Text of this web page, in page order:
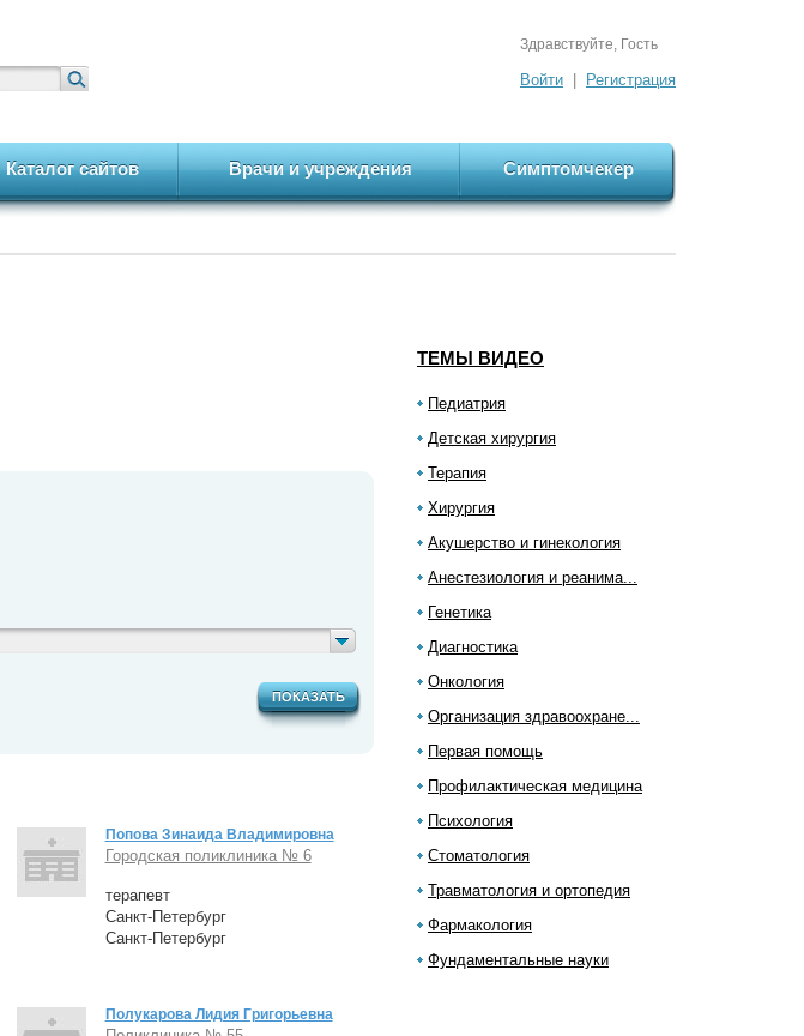
Здравствуйте, Гость
Войти Регистрация
Каталог сайтов Врачи и учреждения Симптомчекер
ТЕМЫ ВИДЕО
Педиатрия
Детская хирургия
Терапия
Хирургия
Акушерство и гинекология
Анестезиология и реанима...
Генетика
Диагностика
Онкология
Организация здравоохране...
Первая помощь
Профилактическая медицина
Психология
Стоматология
Травматология и ортопедия
Фармакология
Фундаментальные науки
ПОКАЗАТЬ
Попова Зинаида Владимировна
Городская поликлиника № 6
терапевт
Санкт-Петербург
Санкт-Петербург
Полукарова Лидия Григорьевна